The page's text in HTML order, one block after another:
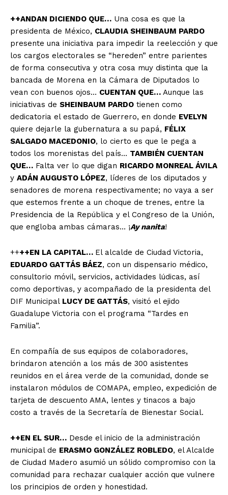
++ANDAN DICIENDO QUE… Una cosa es que la
presidenta de México, CLAUDIA SHEINBAUM PARDO
presente una iniciativa para impedir la reelección y que
los cargos electorales se “hereden” entre parientes
de forma consecutiva y otra cosa muy distinta que la
bancada de Morena en la Cámara de Diputados lo
vean con buenos ojos… CUENTAN QUE… Aunque las
iniciativas de SHEINBAUM PARDO tienen como
dedicatoria el estado de Guerrero, en donde EVELYN
quiere dejarle la gubernatura a su papá, FÉLIX
SALGADO MACEDONIO, lo cierto es que le pega a
todos los morenistas del país… TAMBIÉN CUENTAN
QUE… Falta ver lo que digan RICARDO MONREAL ÁVILA
y ADÁN AUGUSTO LÓPEZ, líderes de los diputados y
senadores de morena respectivamente; no vaya a ser
que estemos frente a un choque de trenes, entre la
Presidencia de la República y el Congreso de la Unión,
que engloba ambas cámaras… ¡Ay nanita!
++++EN LA CAPITAL… El alcalde de Ciudad Victoria,
EDUARDO GATTÁS BÁEZ, con un dispensario médico,
consultorio móvil, servicios, actividades lúdicas, así
como deportivas, y acompañado de la presidenta del
DIF Municipal LUCY DE GATTÁS, visitó el ejido
Guadalupe Victoria con el programa “Tardes en
Familia”.
En compañía de sus equipos de colaboradores,
brindaron atención a los más de 300 asistentes
reunidos en el área verde de la comunidad, donde se
instalaron módulos de COMAPA, empleo, expedición de
tarjeta de descuento AMA, lentes y tinacos a bajo
costo a través de la Secretaría de Bienestar Social.
++EN EL SUR… Desde el inicio de la administración
municipal de ERASMO GONZÁLEZ ROBLEDO, el Alcalde
de Ciudad Madero asumió un sólido compromiso con la
comunidad para rechazar cualquier acción que vulnere
los principios de orden y honestidad.